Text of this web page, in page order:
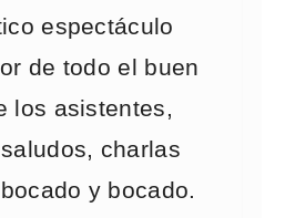
espectáculo
de todo el buen
los asistentes,
charlas
y bocado.